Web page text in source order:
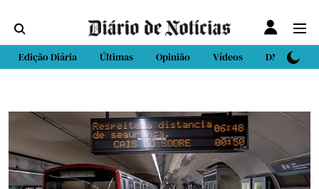
Edição Diária Últimas Opinião Vídeos DN Sport